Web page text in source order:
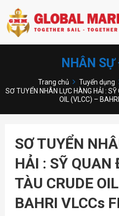
NHÂN SỰ
Trang chủ Tuyển dụng
SƠ TUYỂN NHÂN LỰC HÀNG HẢI :
OIL (VLCC) –
SƠ TUYỂN
HẢI : SỸ QUAN
TÀU CRUDE
BAHRI VLCCs